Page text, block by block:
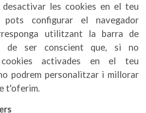
desactivar les cookies en el teu
pots configurar el navegador
utilitzant la barra de
de ser conscient que, si no
activades en el teu
podrem personalitzar i millorar
t'oferim.